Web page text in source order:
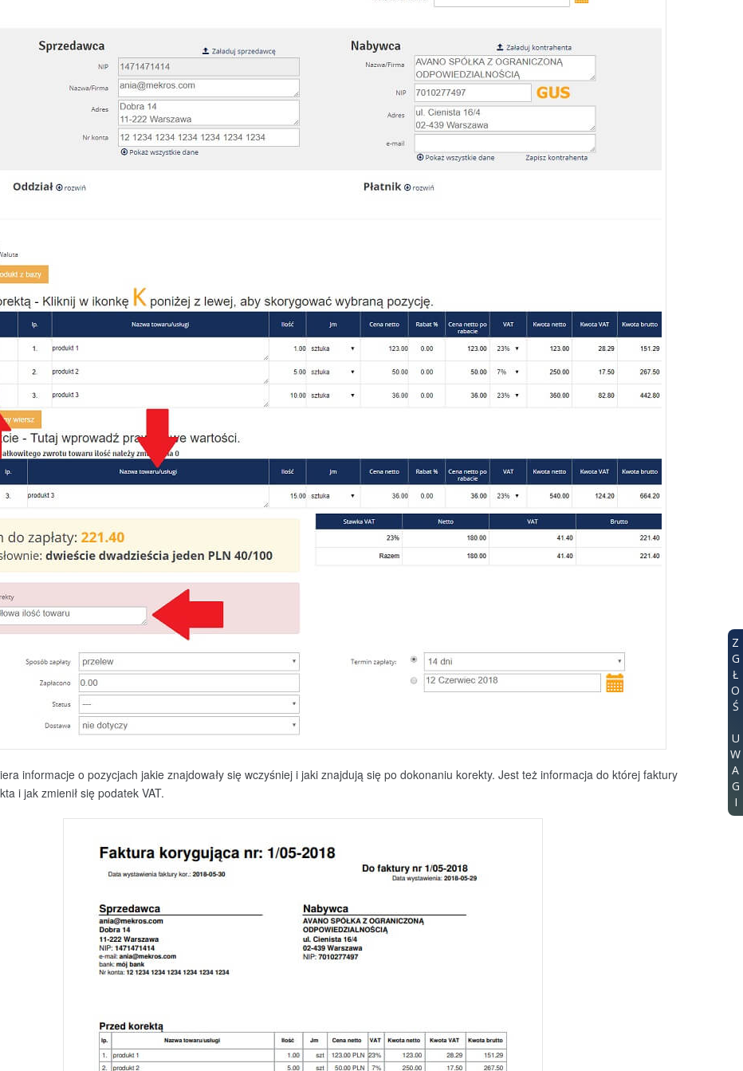
Z
G
Ł
O
Ś
U
W
A
G
I
informacje o pozycjach jakie znajdowały się wczyśniej i jaki znajdują się po dokonaniu korekty. Jest też informacja do której faktury
i jak zmienił się podatek VAT.